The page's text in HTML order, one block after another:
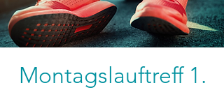
Montagslauftreff 1.